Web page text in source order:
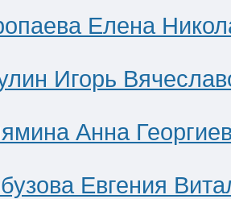
Елена
Игорь
Анна
Евгения